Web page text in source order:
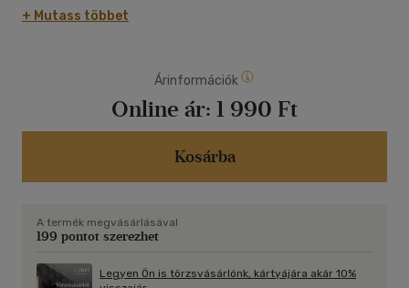
bizonyítéka, hogy a remény, az akarat és a szeretet milyen
csodákra képes. Őszintén mesél azokról a mélységekről,
el. Ez a könyv nemcsak egy személyes utazás, hanem
inspiráció mindazok számára, akiknek szükségük van
bátorságra, hogy szembenézzenek a kihívásokkal. ,,Mert az
élet a legnagyobb ajándék, amit valaha kaphatunk."
+ Mutass többet
Árinformációk
Online ár: 1 990 Ft
Kosárba
A termék megvásárlásával
199 pontot szerezhet
Legyen Ön is törzsvásárlónk, kártyájára akár 10%